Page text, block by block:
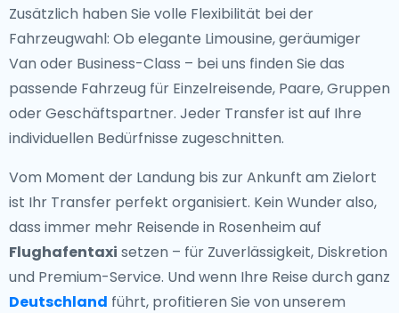
Zusätzlich haben Sie volle Flexibilität bei der
Fahrzeugwahl: Ob elegante Limousine, geräumiger
Van oder Business-Class – bei uns finden Sie das
passende Fahrzeug für Einzelreisende, Paare, Gruppen
oder Geschäftspartner. Jeder Transfer ist auf Ihre
individuellen Bedürfnisse zugeschnitten.
Vom Moment der Landung bis zur Ankunft am Zielort
ist Ihr Transfer perfekt organisiert. Kein Wunder also,
dass immer mehr Reisende in Rosenheim auf
Flughafentaxi setzen – für Zuverlässigkeit, Diskretion
und Premium-Service. Und wenn Ihre Reise durch ganz
Deutschland führt, profitieren Sie von unserem